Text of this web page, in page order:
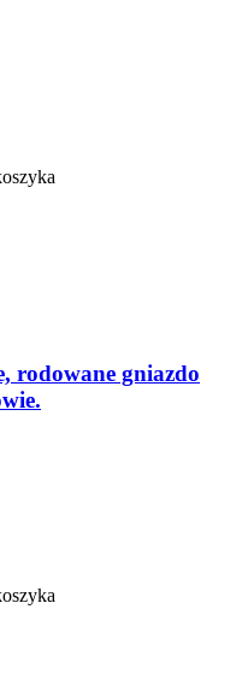
rodowane gniazdo